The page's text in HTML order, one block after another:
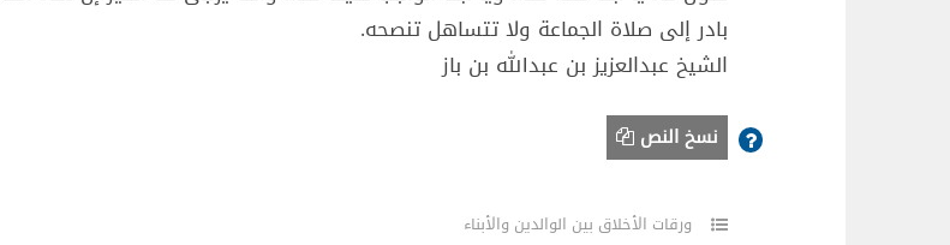
بادر إلى صلاة الجماعة ولا تتساهل تنصحه.
الشيخ عبدالعزيز بن عبدالله بن باز
نسخ النص
ورقات الأخلاق بين الوالدين والأبناء